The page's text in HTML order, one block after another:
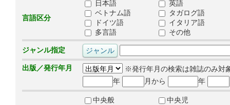
言語区分
日本語
英語
ベトナム語
タガログ語
ドイツ語
イタリア語
多言語
その他
ジャンル指定
出版／発行年月
※発行年月の検索は雑誌のみ対
年
月から 年
中央般
中央児